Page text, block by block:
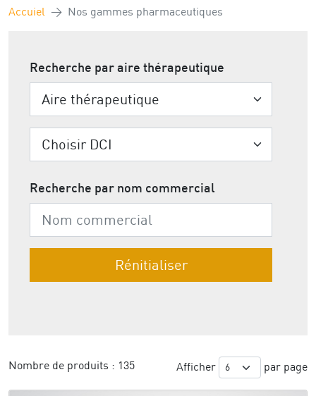
Accuiel Nos gammes pharmaceutiques
Recherche par aire thérapeutique
Recherche par nom commercial
Nombre de produits : 135 Afficher par page